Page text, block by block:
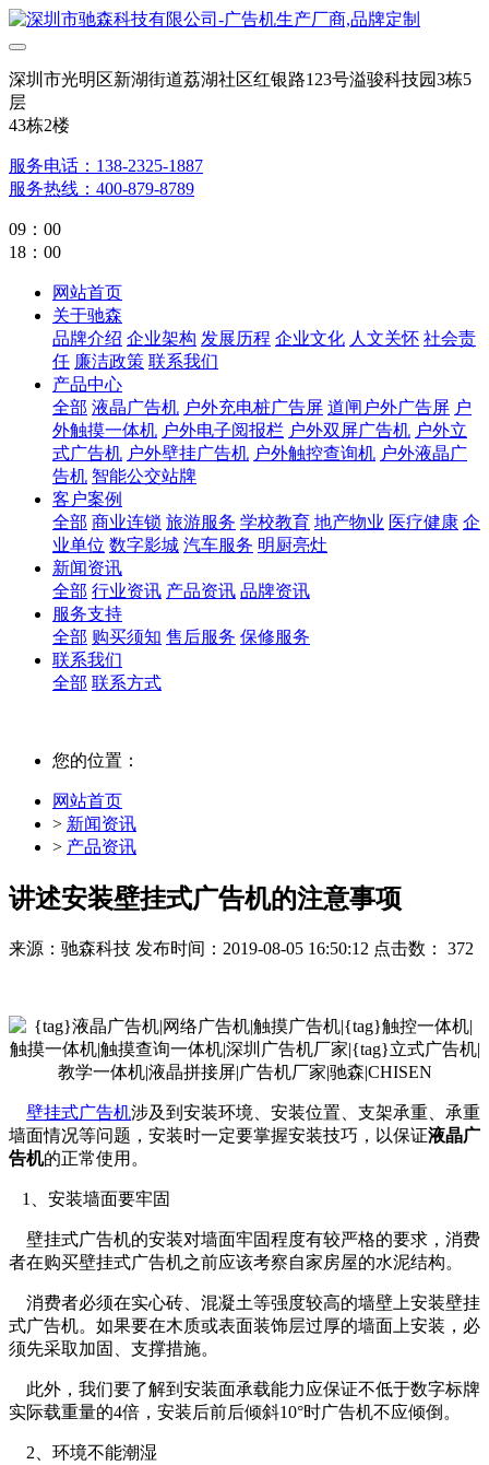
深圳市光明区新湖街道荔湖社区红银路123号溢骏科技园3栋5
层
43栋2楼
服务电话：138-2325-1887
服务热线：400-879-8789
09：00
18：00
网站首页
关于驰森
品牌介绍 企业架构 发展历程 企业文化 人文关怀 社会责
任 廉洁政策 联系我们
产品中心
全部 液晶广告机 户外充电桩广告屏 道闸户外广告屏 户
外触摸一体机 户外电子阅报栏 户外双屏广告机 户外立
式广告机 户外壁挂广告机 户外触控查询机 户外液晶广
告机 智能公交站牌
客户案例
全部 商业连锁 旅游服务 学校教育 地产物业 医疗健康 企
业单位 数字影城 汽车服务 明厨亮灶
新闻资讯
全部 行业资讯 产品资讯 品牌资讯
服务支持
全部 购买须知 售后服务 保修服务
联系我们
全部 联系方式
您的位置：
网站首页
> 新闻资讯
> 产品资讯
讲述安装壁挂式广告机的注意事项
来源：驰森科技 发布时间：2019-08-05 16:50:12 点击数： 372
壁挂式广告机涉及到安装环境、安装位置、支架承重、承重
墙面情况等问题，安装时一定要掌握安装技巧，以保证液晶广
告机的正常使用。
1、安装墙面要牢固
壁挂式广告机的安装对墙面牢固程度有较严格的要求，消费
者在购买壁挂式广告机之前应该考察自家房屋的水泥结构。
消费者必须在实心砖、混凝土等强度较高的墙壁上安装壁挂
式广告机。如果要在木质或表面装饰层过厚的墙面上安装，必
须先采取加固、支撑措施。
此外，我们要了解到安装面承载能力应保证不低于数字标牌
实际载重量的4倍，安装后前后倾斜10°时广告机不应倾倒。
2、环境不能潮湿